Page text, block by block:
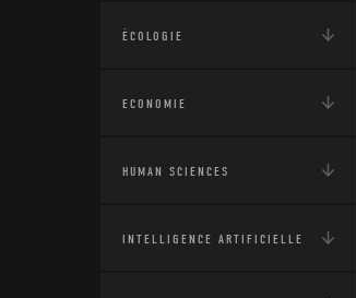
ÉCOLOGIE
ECONOMIE
HUMAN SCIENCES
INTELLIGENCE ARTIFICIELLE